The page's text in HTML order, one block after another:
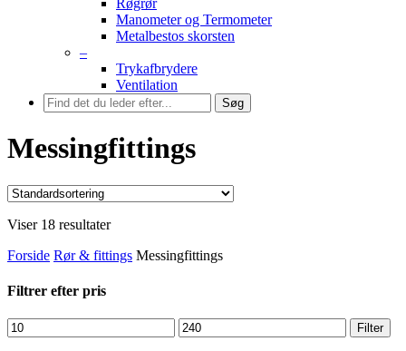
Røgrør
Manometer og Termometer
Metalbestos skorsten
–
Trykafbrydere
Ventilation
Søg
Messingfittings
Viser 18 resultater
Forside Rør & fittings Messingfittings
Filtrer efter pris
Mindste
pris
Højeste
pris
Filter